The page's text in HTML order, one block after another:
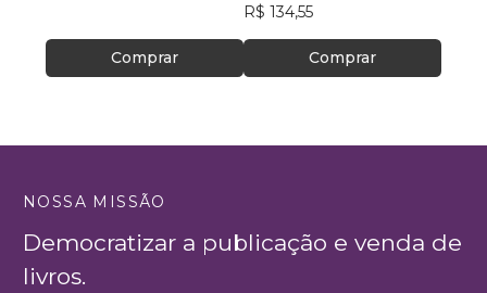
Comprar
R$ 134,55
Comprar
NOSSA MISSÃO
Democratizar a publicação e venda de
livros.